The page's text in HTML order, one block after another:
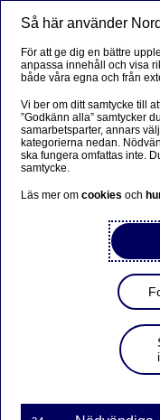
Så här använder
För att ge dig en bättre
anpassa innehåll och visa
både våra egna och från
Vi ber om ditt samtycke till
”Godkänn alla” samtycker
samarbetsparter, annars
kategorierna nedan.
ska fungera omfattas inte.
samtycke.
Läs mer omcookiesoch